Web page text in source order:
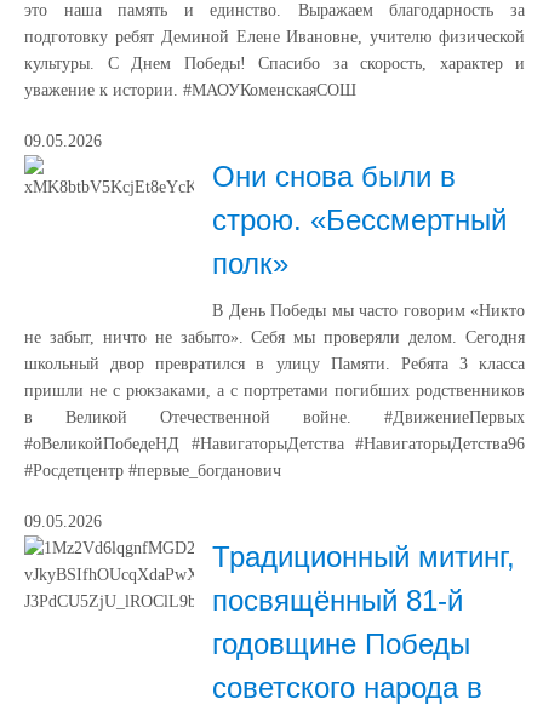
это наша память и единство. Выражаем благодарность за
подготовку ребят Деминой Елене Ивановне, учителю физической
культуры. С Днем Победы! Спасибо за скорость, характер и
уважение к истории. #МАОУКоменскаяСОШ
09.05.2026
Они снова были в
строю. «Бессмертный
полк»
В День Победы мы часто говорим «Никто
не забыт, ничто не забыто». Себя мы проверяли делом. Сегодня
школьный двор превратился в улицу Памяти. Ребята 3 класса
пришли не с рюкзаками, а с портретами погибших родственников
в Великой Отечественной войне. #ДвижениеПервых
#оВеликойПобедеНД #НавигаторыДетства #НавигаторыДетства96
#Росдетцентр #первые_богданович
09.05.2026
Традиционный митинг,
посвящённый 81-й
годовщине Победы
советского народа в